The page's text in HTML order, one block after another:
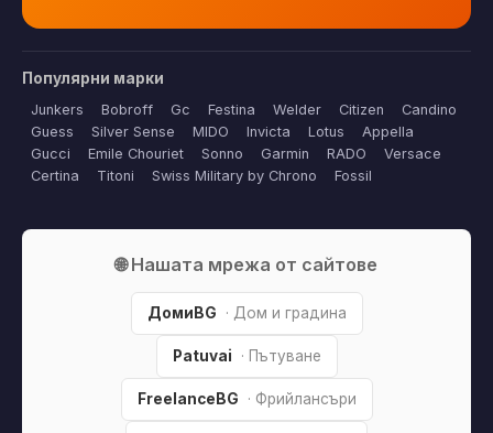
Популярни марки
Junkers Bobroff Gc Festina Welder Citizen
Candino
Guess
Silver Sense MIDO Invicta Lotus
Appella
Gucci
Emile Chouriet Sonno Garmin RADO
Versace
Certina
Titoni Swiss Military by Chrono Fossil
🌐 Нашата мрежа от сайтове
ДомиBG · Дом и градина
Patuvai · Пътуване
FreelanceBG · Фрийлансъри